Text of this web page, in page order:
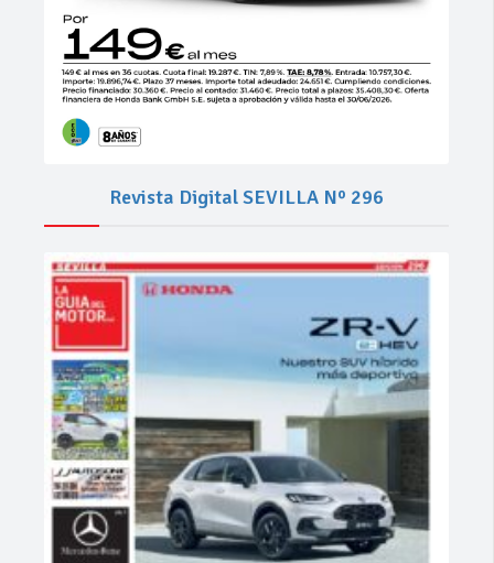
Revista Digital SEVILLA Nº 296